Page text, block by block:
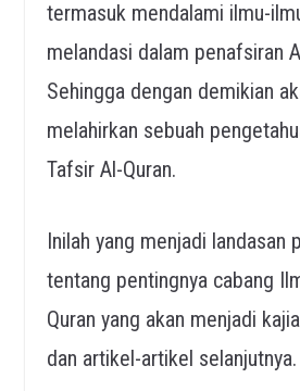
termasuk mendalami ilmu-
melandasi dalam penafsiran
Sehingga dengan demikian
melahirkan sebuah
Tafsir Al-Quran.
Inilah yang menjadi landasan
tentang pentingnya cabang
Quran yang akan menjadi
dan artikel-artikel selanjutnya.